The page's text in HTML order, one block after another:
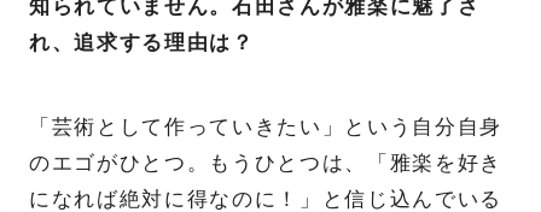
知られていません。石田さんが雅楽に魅了さ
れ、追求する理由は？
「芸術として作っていきたい」という自分自身
のエゴがひとつ。もうひとつは、「雅楽を好き
になれば絶対に得なのに！」と信じ込んでいる